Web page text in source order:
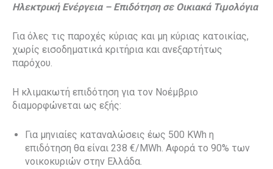
Ηλεκτρική Ενέργεια – Επιδότηση σε Οικιακά Τιμολόγια
Για όλες τις παροχές κύριας και μη κύριας κατοικίας,
χωρίς εισοδηματικά κριτήρια και ανεξαρτήτως
παρόχου.
Η κλιμακωτή επιδότηση για τον Νοέμβριο
διαμορφώνεται ως εξής:
Για μηνιαίες καταναλώσεις έως 500 KWh η
επιδότηση θα είναι 238 €/MWh. Αφορά το 90% των
νοικοκυριών στην Ελλάδα.